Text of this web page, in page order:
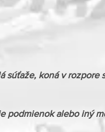
súťaže, koná v rozpore
podmienok alebo iný